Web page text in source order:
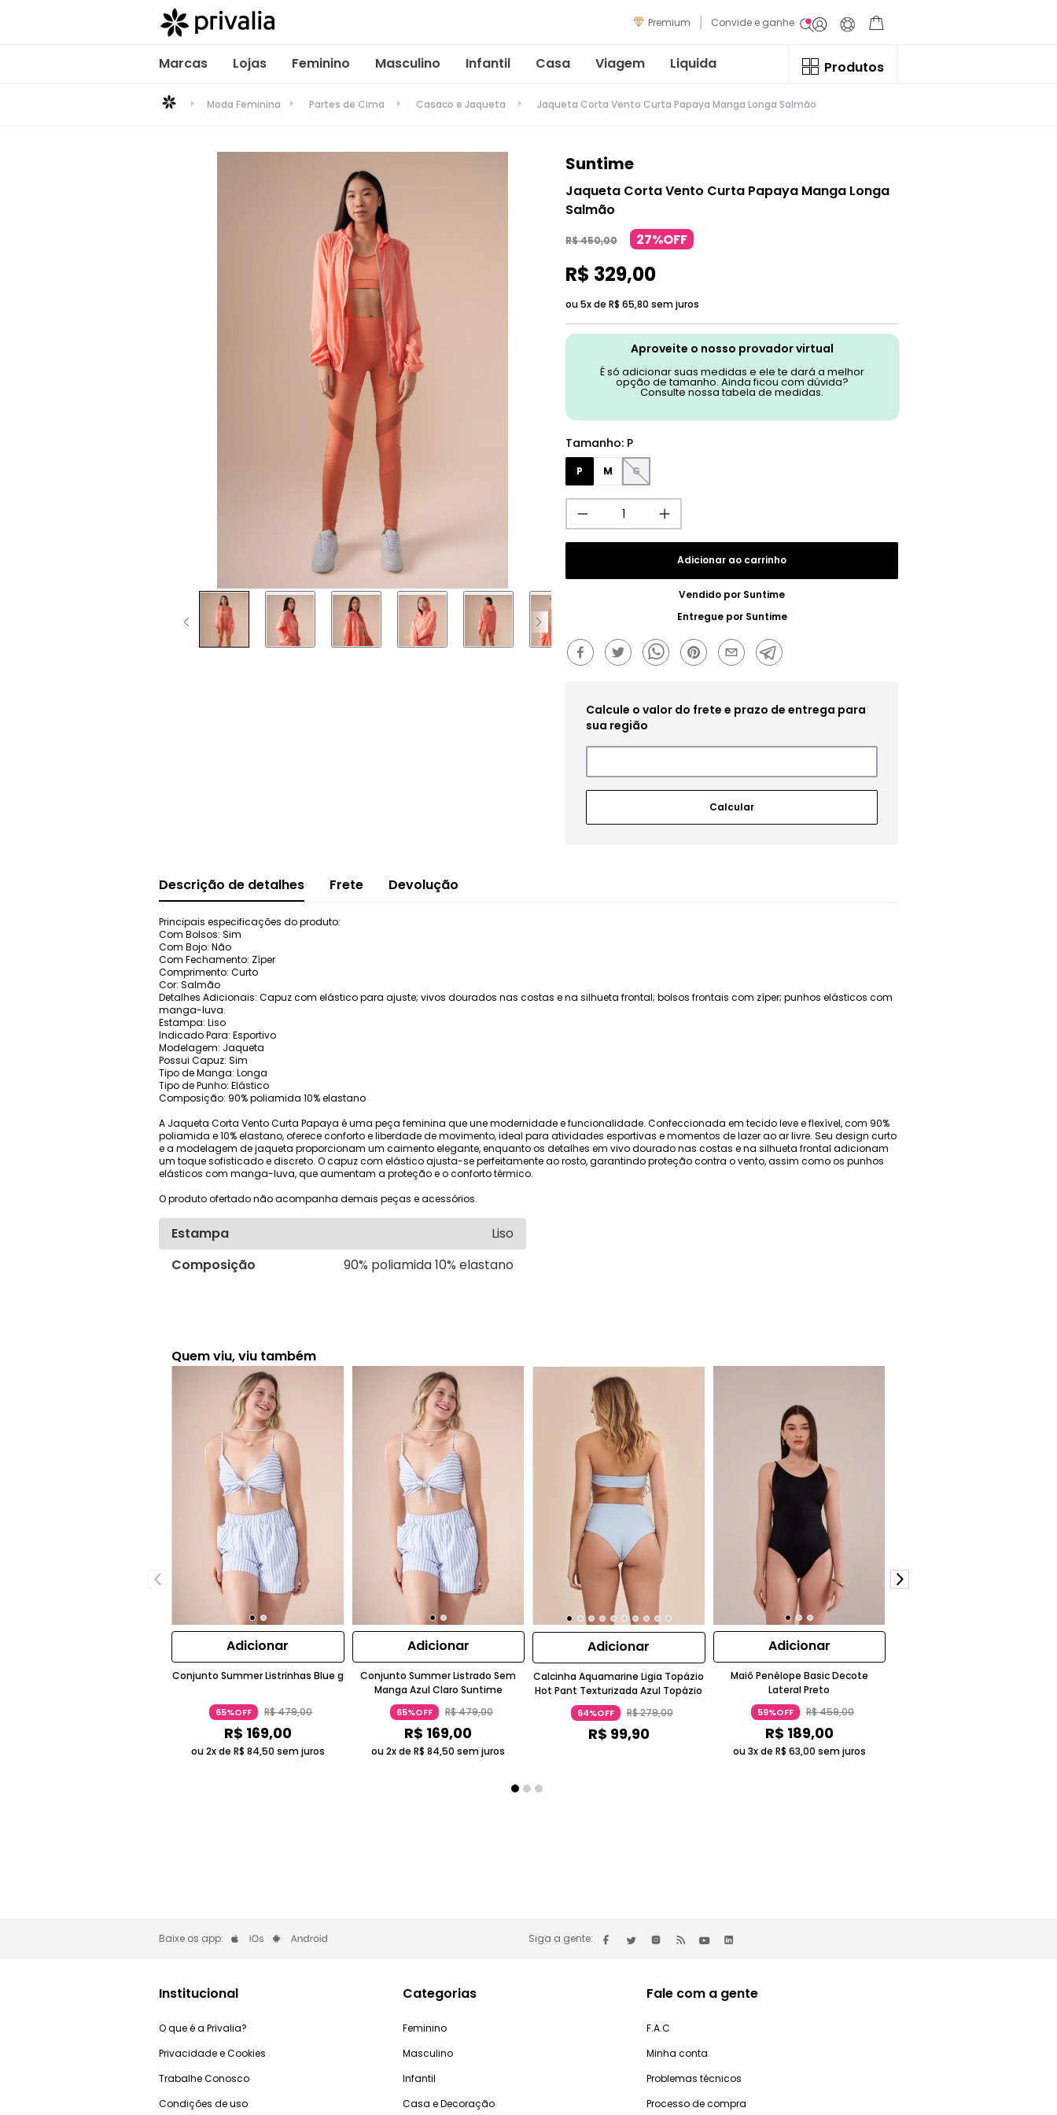
Premium Convide e ganhe
Marcas Lojas Feminino Masculino Infantil Casa Viagem Liquida Produtos
Moda Feminina Partes de Cima Casaco e Jaqueta Jaqueta Corta Vento Curta Papaya Manga Longa Salmão
Suntime
Jaqueta Corta Vento Curta Papaya Manga Longa
Salmão
R$450,00 27%OFF
R$ 329,00
ou 5x de R$ 65,80 sem juros
Aproveite o nosso provador virtual
É só adicionar suas medidas e ele te dará a melhor
opção de tamanho. Ainda ficou com dúvida?
Consulte nossa tabela de medidas.
Tamanho: P
P M G
Adicionar ao carrinho
Vendido por Suntime
Entregue por Suntime
Descrição de detalhes Frete Devolução
Principais especificações do produto:
Com Bolsos: Sim
Com Bojo: Não
Com Fechamento: Zíper
Comprimento: Curto
Cor: Salmão
Detalhes Adicionais: Capuz com elástico para ajuste; vivos dourados nas costas e na silhueta frontal; bolsos frontais com zíper; punhos elásticos com
manga-luva.
Estampa: Liso
Indicado Para: Esportivo
Modelagem: Jaqueta
Possui Capuz: Sim
Tipo de Manga: Longa
Tipo de Punho: Elástico
Composição: 90% poliamida 10% elastano
A Jaqueta Corta Vento Curta Papaya é uma peça feminina que une modernidade e funcionalidade. Confeccionada em tecido leve e flexível, com 90%
poliamida e 10% elastano, oferece conforto e liberdade de movimento, ideal para atividades esportivas e momentos de lazer ao ar livre. Seu design curto
e a modelagem de jaqueta proporcionam um caimento elegante, enquanto os detalhes em vivo dourado nas costas e na silhueta frontal adicionam
um toque sofisticado e discreto. O capuz com elástico ajusta-se perfeitamente ao rosto, garantindo proteção contra o vento, assim como os punhos
elásticos com manga-luva, que aumentam a proteção e o conforto térmico.
O produto ofertado não acompanha demais peças e acessórios.
Estampa
Liso
Composição
90% poliamida 10% elastano
Quem viu, viu também
Adicionar
Conjunto Summer Listrinhas Blue g
65%OFF R$479,00
R$ 169,00
ou 2x de R$ 84,50 sem juros
Adicionar
Conjunto Summer Listrado Sem
Manga Azul Claro Suntime
65%OFF R$479,00
R$ 169,00
ou 2x deR$ 84,50 sem juros
Adicionar
Calcinha Aquamarine Ligia Topázio
Hot Pant Texturizada Azul Topázio
64%OFF R$279,00
R$ 99,90
Adicionar
Maiô Penélope Basic Decote
Lateral Preto
59%OFF R$459,00
R$ 189,00
ou 3x de R$ 63,00 sem juros
Baixe os app: Siga a gente:
Institucional
O que é a Privalia?
Privacidade e Cookies
Trabalhe Conosco
Condições de uso
Categorias
Feminino
Masculino
Infantil
Casa e Decoração
Fale com a gente
F.A.C
Minha conta
Problemas técnicos
Processo de compra